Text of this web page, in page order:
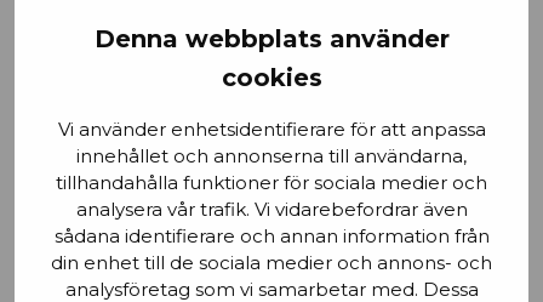
Denna webbplats använder
cookies
Vi använder enhetsidentifierare för att anpassa
innehållet och annonserna till användarna,
tillhandahålla funktioner för sociala medier och
analysera vår trafik. Vi vidarebefordrar även
sådana identifierare och annan information från
din enhet till de sociala medier och annons- och
analysföretag som vi samarbetar med. Dessa
Email
Stad